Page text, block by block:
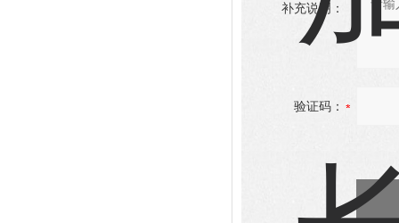
补充说明：
验证码：